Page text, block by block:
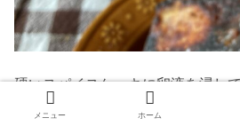
硬いスパイスケーキに卵液を浸し
なって食べやすくなりました。子
メニュー ホーム